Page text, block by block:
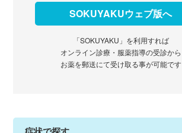
SOKUYAKUウェブ版へ
「SOKUYAKU」を利用すれば
オンライン診療・服薬指導の受診から
お薬を郵送にて受け取る事が可能です